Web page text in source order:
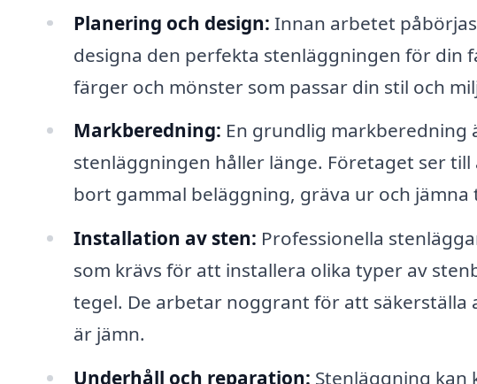
Planering och design: Innan arbetet
designa den perfekta stenläggningen för din
färger och mönster som passar din stil och
Markberedning: En grundlig
stenläggningen håller länge. Företaget ser
bort gammal beläggning, gräva ur och jämna
Installation av sten: Professionella
som krävs för att installera olika typer av
tegel. De arbetar noggrant för att
är jämn.
Underhåll och reparation: Stenläggning